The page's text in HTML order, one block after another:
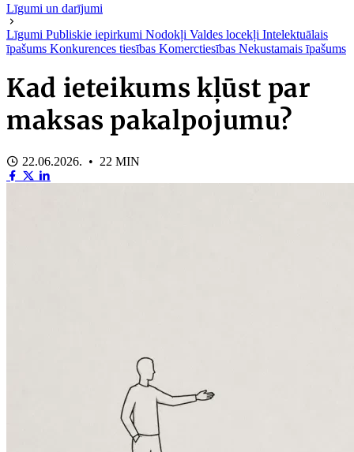
Līgumi un darījumi
Līgumi Publiskie iepirkumi Nodokļi Valdes locekļi Intelektuālais
īpašums Konkurences tiesības Komerctiesības Nekustamais īpašums
Kad ieteikums kļūst par
maksas pakalpojumu?
22.06.2026. • 22 MIN